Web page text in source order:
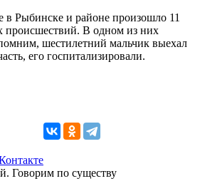
Рыбинске и районе произошло 11
происшествий. В одном из них
шестилетний мальчик выехал
его госпитализировали.
Говорим по существу